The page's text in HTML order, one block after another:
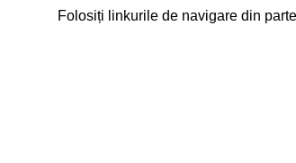
Folosiți linkurile de navigare din